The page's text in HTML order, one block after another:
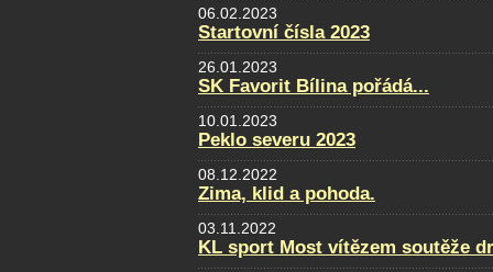
06.02.2023
Startovní čísla 2023
26.01.2023
SK Favorit Bílina pořádá...
10.01.2023
Peklo severu 2023
08.12.2022
Zima, klid a pohoda.
03.11.2022
KL sport Most vítězem soutěže